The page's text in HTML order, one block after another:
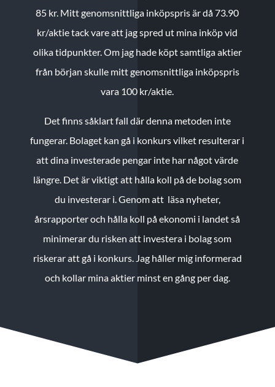
85 kr. Mitt genomsnittliga inköpspris är då 73.90
kr/aktie tack vare att jag spred ut mina inköp vid
olika tidpunkter. Om jag hade köpt samtliga aktier
från början skulle mitt genomsnittliga inköpspris
vara 100 kr/aktie.
Det finns såklart fall där denna metoden inte
fungerar. Bolaget kan gå i konkurs vilket resulterar i
att dina investerade pengar inte har något värde
längre. Det är viktigt att hålla koll på de bolag som
du investerar i. Genom att läsa nyheter,
årsrapporter och hålla koll på ekonomi i landet så
minimerar du risken att investera i bolag som
riskerar att gå i konkurs. Jag håller mig informerad
och kollar mina aktier minst en gång per dag.